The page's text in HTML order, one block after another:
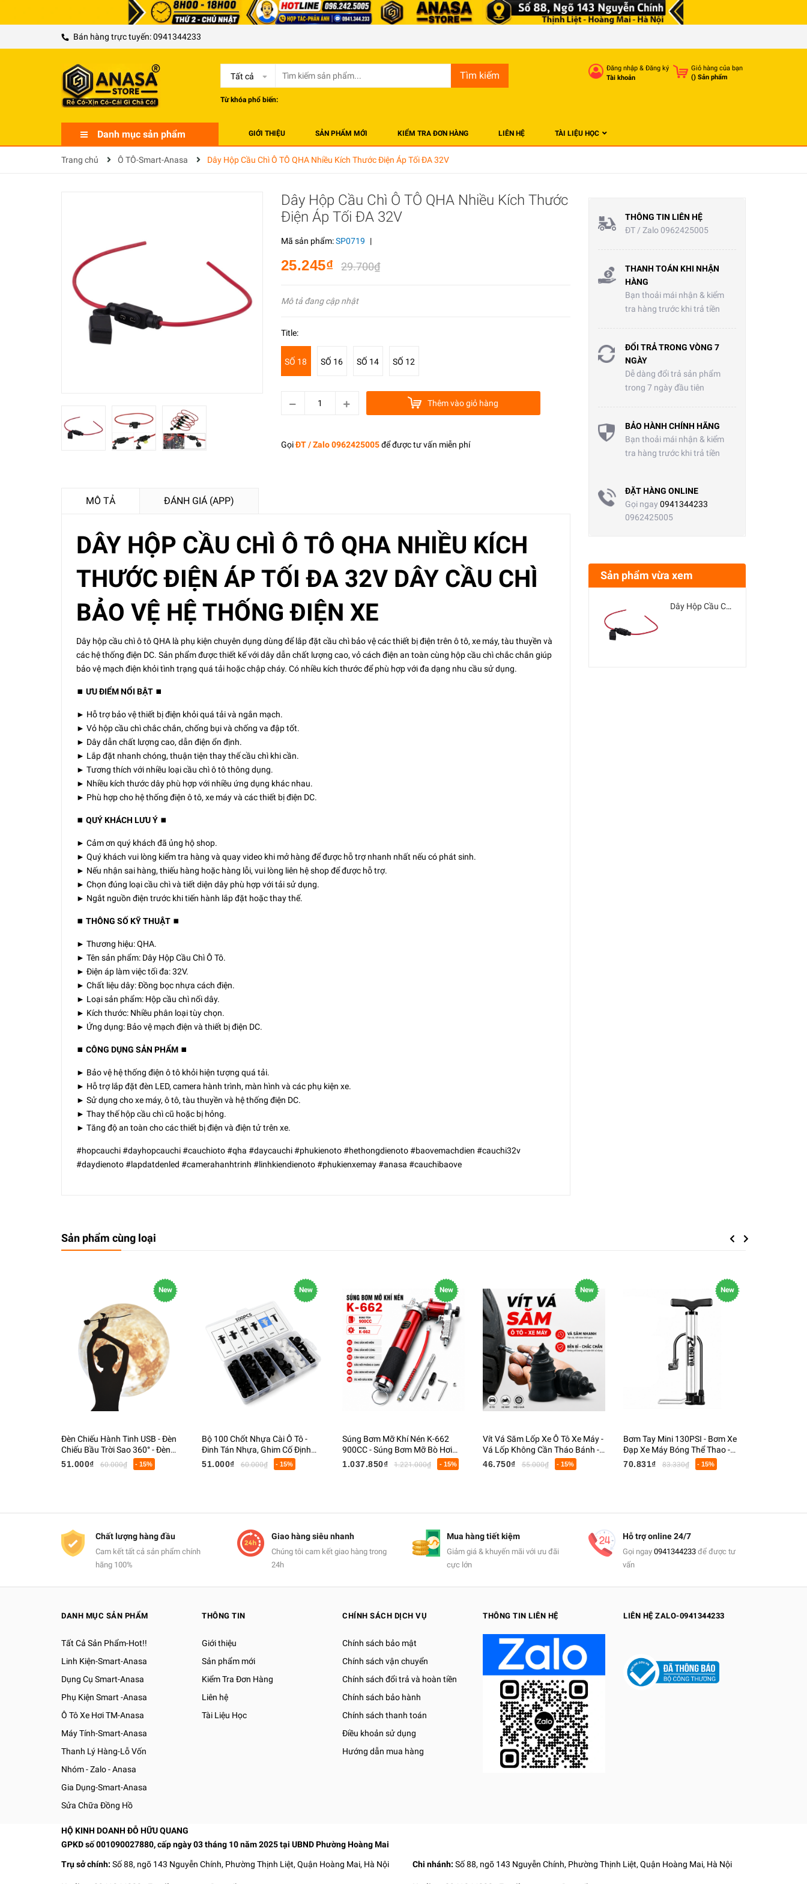
Bán hàng trực tuyến:0941344233
Tất cả Tìm kiếm
Từ khóa phổ biến:
Đăng nhập& Đăng ký
Tài khoản
Giỏ hàng của bạn
() Sản phẩm
Danh mục sản phẩm GIỚI THIỆU SẢN PHẨM MỚI KIỂM TRA ĐƠN HÀNG LIÊN HỆ TÀI LIỆU HỌC
Trang chủ Ô TÔ-Smart-Anasa Dây Hộp Cầu Chì Ô TÔ QHA Nhiều Kích Thước Điện Áp Tối ĐA 32V
Dây Hộp Cầu Chì Ô TÔ QHA Nhiều Kích Thước
Điện Áp Tối ĐA 32V
Mã sản phẩm:SP0719 |
25.245₫ 29.700₫
Mô tả đang cập nhật
Title:
SỐ 18 SỐ 16 SỐ 14 SỐ 12
Thêm vào giỏ hàng
GọiĐT / Zalo 0962425005để được tư vấn miễn phí
MÔ TẢ ĐÁNH GIÁ (APP)
DÂY HỘP CẦU CHÌ Ô TÔ QHA NHIỀU KÍCH
THƯỚC ĐIỆN ÁP TỐI ĐA 32V DÂY CẦU CHÌ
BẢO VỆ HỆ THỐNG ĐIỆN XE
Dây hộp cầu chì ô tô QHA là phụ kiện chuyên dụng dùng để lắp đặt cầu chì bảo vệ các thiết bị điện trên ô tô, xe máy, tàu thuyền và
các hệ thống điện DC. Sản phẩm được thiết kế với dây dẫn chất lượng cao, vỏ cách điện an toàn cùng hộp cầu chì chắc chắn giúp
bảo vệ mạch điện khỏi tình trạng quá tải hoặc chập cháy. Có nhiều kích thước để phù hợp với đa dạng nhu cầu sử dụng.
⏹️ ƯU ĐIỂM NỔI BẬT ⏹️
► Hỗ trợ bảo vệ thiết bị điện khỏi quá tải và ngắn mạch.
► Vỏ hộp cầu chì chắc chắn, chống bụi và chống va đập tốt.
► Dây dẫn chất lượng cao, dẫn điện ổn định.
► Lắp đặt nhanh chóng, thuận tiện thay thế cầu chì khi cần.
► Tương thích với nhiều loại cầu chì ô tô thông dụng.
► Nhiều kích thước dây phù hợp với nhiều ứng dụng khác nhau.
► Phù hợp cho hệ thống điện ô tô, xe máy và các thiết bị điện DC.
⏹️ QUÝ KHÁCH LƯU Ý ⏹️
► Cảm ơn quý khách đã ủng hộ shop.
► Quý khách vui lòng kiểm tra hàng và quay video khi mở hàng để được hỗ trợ nhanh nhất nếu có phát sinh.
► Nếu nhận sai hàng, thiếu hàng hoặc hàng lỗi, vui lòng liên hệ shop để được hỗ trợ.
► Chọn đúng loại cầu chì và tiết diện dây phù hợp với tải sử dụng.
► Ngắt nguồn điện trước khi tiến hành lắp đặt hoặc thay thế.
⏹️ THÔNG SỐ KỸ THUẬT ⏹️
► Thương hiệu: QHA.
► Tên sản phẩm: Dây Hộp Cầu Chì Ô Tô.
► Điện áp làm việc tối đa: 32V.
► Chất liệu dây: Đồng bọc nhựa cách điện.
► Loại sản phẩm: Hộp cầu chì nối dây.
► Kích thước: Nhiều phân loại tùy chọn.
► Ứng dụng: Bảo vệ mạch điện và thiết bị điện DC.
⏹️ CÔNG DỤNG SẢN PHẨM ⏹️
► Bảo vệ hệ thống điện ô tô khỏi hiện tượng quá tải.
► Hỗ trợ lắp đặt đèn LED, camera hành trình, màn hình và các phụ kiện xe.
► Sử dụng cho xe máy, ô tô, tàu thuyền và hệ thống điện DC.
► Thay thế hộp cầu chì cũ hoặc bị hỏng.
► Tăng độ an toàn cho các thiết bị điện và điện tử trên xe.
#hopcauchi #dayhopcauchi #cauchioto #qha #daycauchi #phukienoto #hethongdienoto #baovemachdien #cauchi32v
#daydienoto #lapdatdenled #camerahanhtrinh #linhkiendienoto #phukienxemay #anasa #cauchibaove
THÔNG TIN LIÊN HỆ
ĐT / Zalo 0962425005
THANH TOÁN KHI NHẬN
HÀNG
Bạn thoải mái nhận & kiểm
tra hàng trước khi trả tiền
ĐỔI TRẢ TRONG VÒNG 7
NGÀY
Dễ dàng đổi trả sản phẩm
trong 7 ngày đầu tiên
BẢO HÀNH CHÍNH HÃNG
Bạn thoải mái nhận & kiểm
tra hàng trước khi trả tiền
ĐẶT HÀNG ONLINE
Gọi ngay 0941344233
0962425005
Sản phẩm vừa xem
Dây Hộp Cầu Chì Ô TÔ QHA Nhiều Kích Thước Điện Áp Tối ĐA 32V
Sản phẩm cùng loại Previous
New
Đèn Chiếu Hành Tinh USB - Đèn
Chiếu Bầu Trời Sao 360° - Đèn
Ngủ Trang Trí Phòng Ngủ, Quà
51.000₫ 60.000₫ - 15%
New
Bộ 100 Chốt Nhựa Cài Ô Tô -
Đinh Tán Nhựa, Ghim Cố Định
Tapi Cửa, Cản Xe, Chắn Bùn Kèm
51.000₫ 60.000₫ - 15%
New
Súng Bơm Mỡ Khí Nén K-662
900CC - Súng Bơm Mỡ Bò Hơi
Cầm Tay - Bộ Bơm Mỡ Kèm Phụ
1.037.850₫ 1.221.000₫ - 15%
New
Vít Vá Săm Lốp Xe Ô Tô Xe Máy -
Vá Lốp Không Cần Tháo Bánh -
Cao Su Vá Lốp Khẩn Cấp Chống
46.750₫ 55.000₫ - 15%
New
Bơm Tay Mini 130PSI - Bơm Xe
Đạp Xe Máy Bóng Thể Thao -
Thân Inox Không Gỉ
70.831₫ 83.330₫ - 15%
Next
Chất lượng hàng đầu
Cam kết tất cả sản phẩm chính
hãng 100%
Giao hàng siêu nhanh
Chúng tôi cam kết giao hàng trong
24h
Mua hàng tiết kiệm
Giảm giá & khuyến mãi với ưu đãi
cực lớn
Hỗ trợ online 24/7
Gọi ngay 0941344233để được tư
vấn
DANH MỤC SẢN PHẨM
Tất Cả Sản Phẩm-Hot!!
Linh Kiện-Smart-Anasa
Dụng Cụ Smart-Anasa
Phụ Kiện Smart -Anasa
Ô Tô Xe Hơi TM-Anasa
Máy Tính-Smart-Anasa
Thanh Lý Hàng-Lỗ Vốn
Nhóm - Zalo - Anasa
Gia Dụng-Smart-Anasa
Sửa Chữa Đồng Hồ
THÔNG TIN
Giới thiệu
Sản phẩm mới
Kiểm Tra Đơn Hàng
Liên hệ
Tài Liệu Học
CHÍNH SÁCH DỊCH VỤ
Chính sách bảo mật
Chính sách vận chuyển
Chính sách đổi trả và hoàn tiền
Chính sách bảo hành
Chính sách thanh toán
Điều khoản sử dụng
Hướng dẫn mua hàng
THÔNG TIN LIÊN HỆ LIÊN HỆ ZALO-0941344233
HỘ KINH DOANH ĐỖ HỮU QUANG
GPKD số 001090027880, cấp ngày 03 tháng 10 năm 2025 tại UBND Phường Hoàng Mai
Trụ sở chính: Số 88, ngõ 143 Nguyễn Chính, Phường Thịnh Liệt, Quận Hoàng Mai, Hà Nội Chi nhánh: Số 88, ngõ 143 Nguyễn Chính, Phường Thịnh Liệt, Quận Hoàng Mai, Hà Nội